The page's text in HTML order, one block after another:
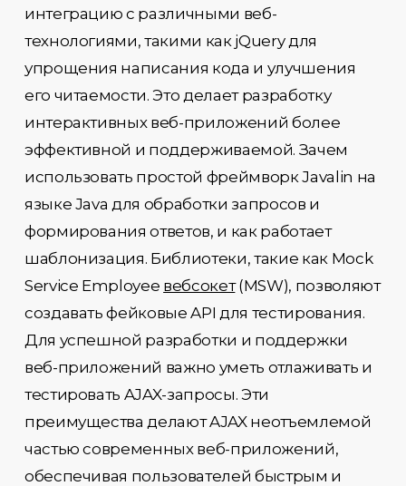
интеграцию с различными веб-
технологиями, такими как jQuery для
упрощения написания кода и улучшения
его читаемости. Это делает разработку
интерактивных веб-приложений более
эффективной и поддерживаемой. Зачем
использовать простой фреймворк Javalin на
языке Java для обработки запросов и
формирования ответов, и как работает
шаблонизация. Библиотеки, такие как Mock
Service Employee вебсокет(MSW), позволяют
создавать фейковые API для тестирования.
Для успешной разработки и поддержки
веб-приложений важно уметь отлаживать и
тестировать AJAX-запросы. Эти
преимущества делают AJAX неотъемлемой
частью современных веб-приложений,
обеспечивая пользователей быстрым и